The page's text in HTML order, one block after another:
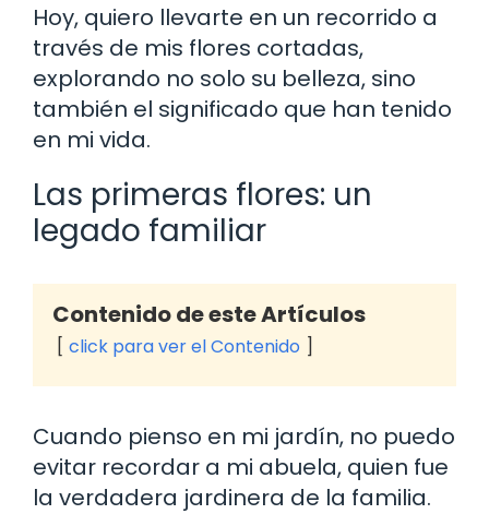
Hoy, quiero llevarte en un recorrido a
través de mis flores cortadas,
explorando no solo su belleza, sino
también el significado que han tenido
en mi vida.
Las primeras flores: un
legado familiar
Contenido de este Artículos
click para ver el Contenido
Cuando pienso en mi jardín, no puedo
evitar recordar a mi abuela, quien fue
la verdadera jardinera de la familia.